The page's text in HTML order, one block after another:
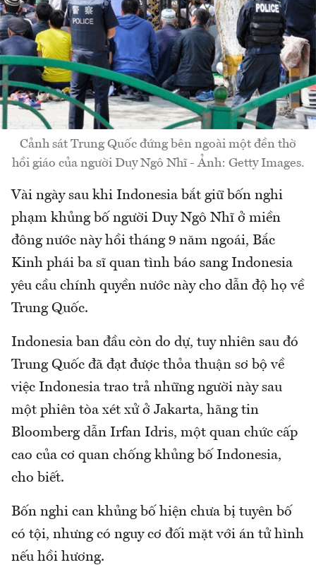
Cảnh sát Trung Quốc đứng bên ngoài một đền thờ
hồi giáo của người Duy Ngô Nhĩ - Ảnh: Getty Images.
Vài ngày sau khi Indonesia bắt giữ bốn nghi
phạm khủng bố người Duy Ngô Nhĩ ở miền
đông nước này hồi tháng 9 năm ngoái, Bắc
Kinh phái ba sĩ quan tình báo sang Indonesia
yêu cầu chính quyền nước này cho dẫn độ họ về
Trung Quốc.
Indonesia ban đầu còn do dự, tuy nhiên sau đó
Trung Quốc đã đạt được thỏa thuận sơ bộ về
việc Indonesia trao trả những người này sau
một phiên tòa xét xử ở Jakarta, hãng tin
Bloomberg dẫn Irfan Idris, một quan chức cấp
cao của cơ quan chống khủng bố Indonesia,
cho biết.
Bốn nghi can khủng bố hiện chưa bị tuyên bố
có tội, nhưng có nguy cơ đối mặt với án tử hình
nếu hồi hương.